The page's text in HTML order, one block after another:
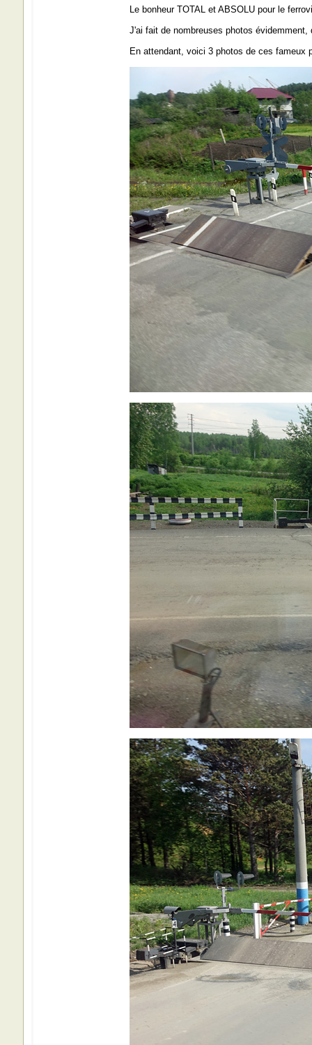
Le bonheur TOTAL et ABSOLU pour le
J'ai fait de nombreuses photos
En attendant, voici 3 photos de ces fameux